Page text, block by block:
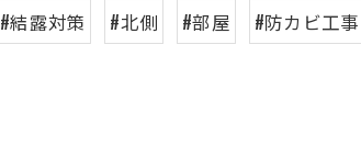
#結露対策 #北側 #部屋 #防カビ工事